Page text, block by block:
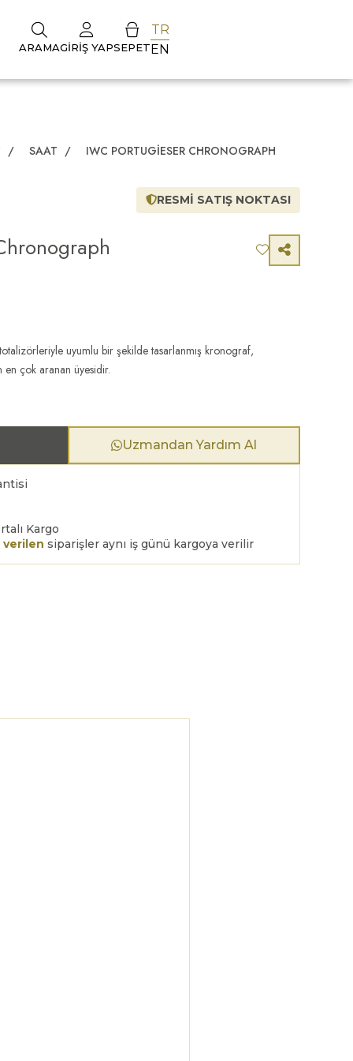
ARAMAGIRIŞ YAPSEPET
TR
EN
/ SAAT / IWC PORTUGIESER CHRONOGRAPH
RESMİ SATIŞ NOKTASI
uyumlu bir şekilde tasarlanmış kronograf,
çok aranan üyesidir.
Uzmandan Yardım Al
Kargo
verilen siparişler aynı iş günü kargoya verilir